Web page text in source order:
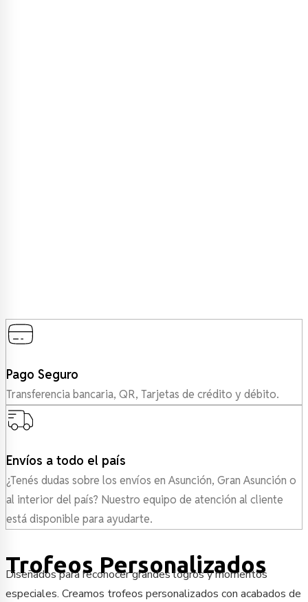
Pago Seguro
Transferencia bancaria, QR, Tarjetas de crédito y débito.
Envíos a todo el país
¿Tenés dudas sobre los envíos en Asunción, Gran Asunción o
al interior del país? Nuestro equipo de atención al cliente
está disponible para ayudarte.
Trofeos Personalizados
Diseñados para reconocer grandes logros y momentos
especiales. Creamos trofeos personalizados con acabados de